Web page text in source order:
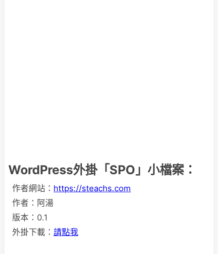
WordPress外掛「SPO」小檔案：
作者網站： https://steachs.com
作者：阿湯
版本：0.1
外掛下載： 請點我